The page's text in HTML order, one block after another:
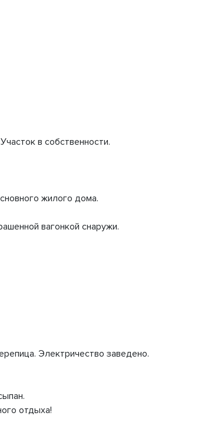
в собственности.
жилого дома.
вагонкой снаружи.
Электричество заведено.
отдыха!